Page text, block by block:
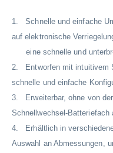
1. Schnelle und einfache
auf elektronische
eine schnelle und
2. Entworfen mit intuitivem
schnelle und einfache
3. Erweiterbar, ohne von
Schnellwechsel-Batteriefach
4. Erhältlich in
Auswahl an Abmessungen,